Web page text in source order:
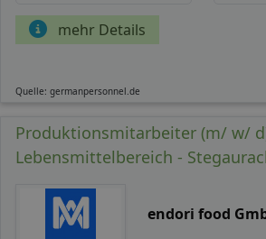
mehr Details
Quelle: germanpersonnel.de
Produktionsmitarbeiter (m/ w/
Lebensmittelbereich -
endori food